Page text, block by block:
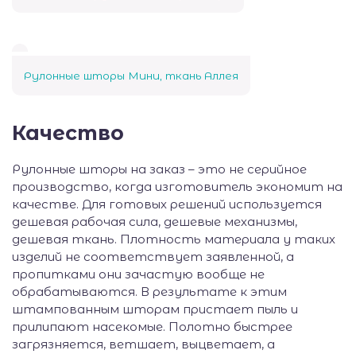
Рулонные шторы Мини, ткань Аллея
Качество
Рулонные шторы на заказ – это не серийное
производство, когда изготовитель экономит на
качестве. Для готовых решений используется
дешевая рабочая сила, дешевые механизмы,
дешевая ткань. Плотность материала у таких
изделий не соответствует заявленной, а
пропитками они зачастую вообще не
обрабатываются. В результате к этим
штампованным шторам пристает пыль и
прилипают насекомые. Полотно быстрее
загрязняется, ветшает, выцветает, а